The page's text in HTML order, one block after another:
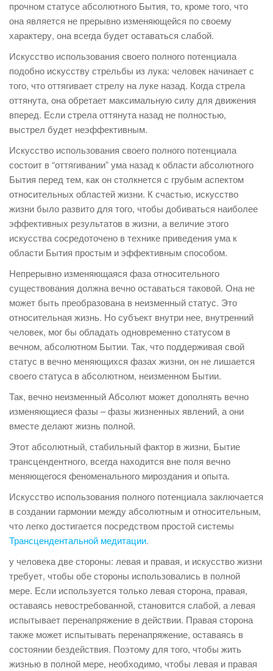
прочном статусе абсолютного Бытия, то, кроме того, что
она является не прерывно изменяющейся по своему
характеру, она всегда будет оставаться слабой.
Искусство использования своего полного потенциала
подобно искусству стрельбы из лука: человек начинает с
того, что оттягивает стрелу на луке назад. Когда стрела
оттянута, она обретает максимальную силу для движения
вперед. Если стрела оттянута назад не полностью,
выстрел будет неэффективным.
Искусство использования своего полного потенциала
состоит в “оттягивании” ума назад к области абсолютного
Бытия перед тем, как он столкнется с грубым аспектом
относительных областей жизни. К счастью, искусство
жизни было развито для того, чтобы добиваться наиболее
эффективных результатов в жизни, а величие этого
искусства сосредоточено в технике приведения ума к
области Бытия простым и эффективным способом.
Непрерывно изменяющаяся фаза относительного
существования должна вечно оставаться таковой. Она не
может быть преобразована в неизменный статус. Это
относительная жизнь. Но субъект внутри нее, внутренний
человек, мог бы обладать одновременно статусом в
вечном, абсолютном Бытии. Так, что поддерживая свой
статус в вечно меняющихся фазах жизни, он не лишается
своего статуса в абсолютном, неизменном Бытии.
Так, вечно неизменный Абсолют может дополнять вечно
изменяющиеся фазы – фазы жизненных явлений, а они
вместе делают жизнь полной.
Этот абсолютный, стабильный фактор в жизни, Бытие
трансцендентного, всегда находится вне поля вечно
меняющегося феноменального мироздания и опыта.
Искусство использования полного потенциала заключается
в создании гармонии между абсолютным и относительным,
что легко достигается посредством простой системы
Трансцендентальной медитации.
у человека две стороны: левая и правая, и искусство жизни
требует, чтобы обе стороны использовались в полной
мере. Если используется только левая сторона, правая,
оставаясь невостребованной, становится слабой, а левая
испытывает перенапряжение в действии. Правая сторона
также может испытывать перенапряжение, оставаясь в
состоянии бездействия. Поэтому для того, чтобы жить
жизнью в полной мере, необходимо, чтобы левая и правая